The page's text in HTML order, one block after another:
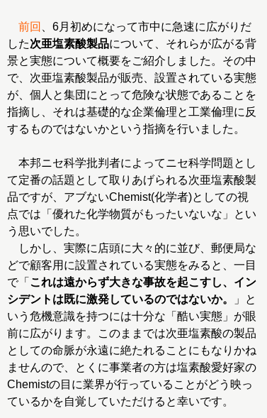
前回
、6月初めになって市中に急速に広がりだ
した次亜塩素酸製品について、それらが広がる背
景と実態について概要をご紹介しました。その中
で、次亜塩素酸製品が販売、設置されている実態
が、個人と集団にとって危険な状態であることを
指摘し、それは基礎的な企業倫理と工業倫理に反
するものではないかという指摘を行いました。
本邦ニセ科学批判者によってニセ科学問題とし
て定番の話題として取りあげられる次亜塩素酸製
品ですが、アブないChemist(化学者)としての視
点では「優れた化学物質がもったいないな」とい
う思いでした。
しかし、実際に店頭に大々的に並び、郵便局な
どで顧客用に設置されている実態をみると、一目
で「 これは遠からず大きな事故を起こすし、イン
シデントは既に激発しているのではないか。
」と
いう危機意識を持つには十分な「酷い実態」が眼
前に広がります。このままでは次亜塩素酸の製品
としての命脈が永遠に絶たれることにもなりかね
ませんので、とくに事業者の方は塩素酸愛好家の
Chemistの目に業界が行っていることがどう映っ
ているかを自覚していただけると幸いです。